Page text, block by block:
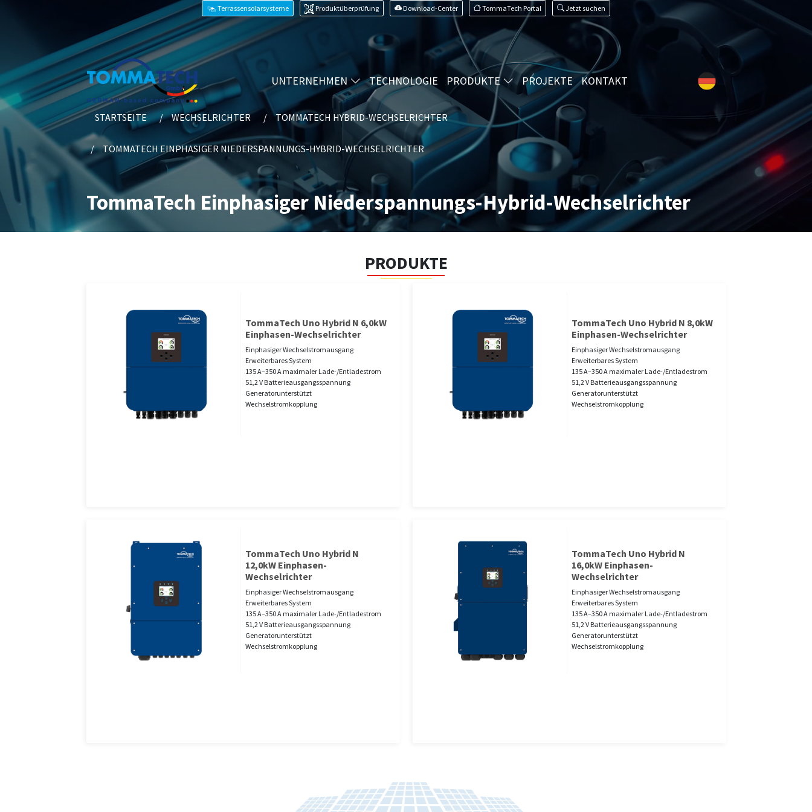
Terrassensolarsysteme Produktüberprüfung Download-Center TommaTech Portal Jetzt suchen
UNTERNEHMEN TECHNOLOGIE PRODUKTE PROJEKTE KONTAKT
STARTSEITE WECHSELRICHTER TOMMATECH HYBRID-WECHSELRICHTER
TOMMATECH EINPHASIGER NIEDERSPANNUNGS-HYBRID-WECHSELRICHTER
TommaTech Einphasiger Niederspannungs-Hybrid-Wechselrichter
PRODUKTE
TommaTech Uno Hybrid N 6,0kW
Einphasen-Wechselrichter
Einphasiger Wechselstromausgang
Erweiterbares System
135 A–350 A maximaler Lade-/Entladestrom
51,2 V Batterieausgangsspannung
Generatorunterstützt
Wechselstromkopplung
TommaTech Uno Hybrid N 8,0kW
Einphasen-Wechselrichter
Einphasiger Wechselstromausgang
Erweiterbares System
135 A–350 A maximaler Lade-/Entladestrom
51,2 V Batterieausgangsspannung
Generatorunterstützt
Wechselstromkopplung
TommaTech Uno Hybrid N
12,0kW Einphasen-
Wechselrichter
Einphasiger Wechselstromausgang
Erweiterbares System
135 A–350 A maximaler Lade-/Entladestrom
51,2 V Batterieausgangsspannung
Generatorunterstützt
Wechselstromkopplung
TommaTech Uno Hybrid N
16,0kW Einphasen-
Wechselrichter
Einphasiger Wechselstromausgang
Erweiterbares System
135 A–350 A maximaler Lade-/Entladestrom
51,2 V Batterieausgangsspannung
Generatorunterstützt
Wechselstromkopplung